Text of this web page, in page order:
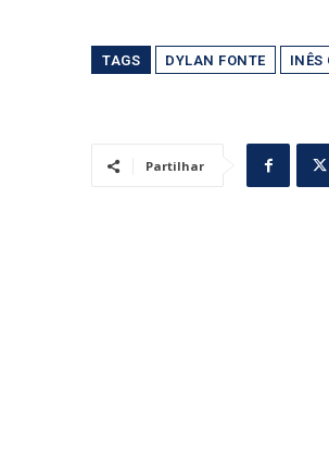
TAGS DYLAN FONTE INÊS
Partilhar